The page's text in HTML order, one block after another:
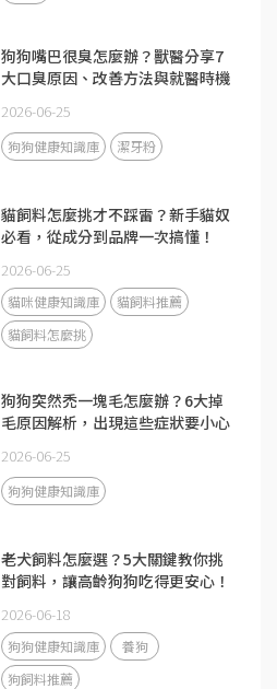
狗狗嘴巴很臭怎麼辦？獸醫分享7
大口臭原因、改善方法與就醫時機
2026-06-25
狗狗健康知識庫 潔牙粉
貓飼料怎麼挑才不踩雷？新手貓奴
必看，從成分到品牌一次搞懂！
2026-06-25
貓咪健康知識庫
貓飼料推薦
貓飼料怎麼挑
狗狗突然禿一塊毛怎麼辦？6大掉
毛原因解析，出現這些症狀要小心
2026-06-25
狗狗健康知識庫
老犬飼料怎麼選？5大關鍵教你挑
對飼料，讓高齡狗狗吃得更安心！
2026-06-18
狗狗健康知識庫
養狗
狗飼料推薦